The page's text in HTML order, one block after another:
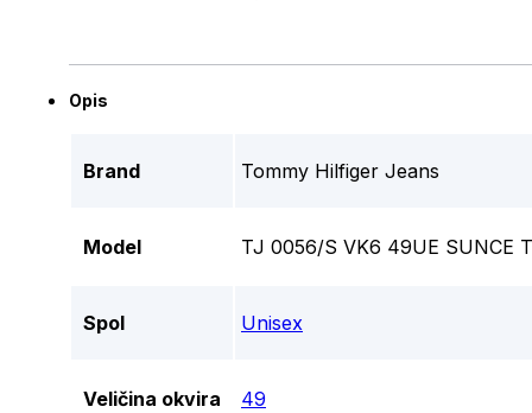
Opis
Brand Tommy Hilfiger Jeans
Model TJ 0056/S VK6 49UE SUNCE
Spol Unisex
Veličina okvira 49